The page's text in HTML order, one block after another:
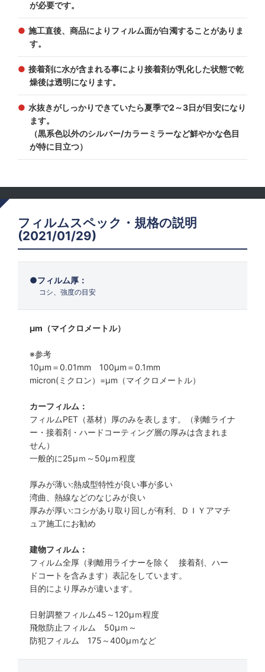
が必要です。
施工直後、商品によりフィルム面が白濁することがありま
す。
接着剤に水が含まれる事により接着剤が乳化した状態で乾
燥後は透明になります。
水抜きがしっかりできていたら夏季で2～3日が目安になり
ます。
（黒系色以外のシルバー/カラーミラーなど鮮やかな色目
が特に目立つ）
フィルムスペック・規格の説明
(2021/01/29)
フィルム厚：
コシ、強度の目安
μm（マイクロメートル）
※参考
10μm＝0.01mm 100μm＝0.1mm
micron(ミクロン）=µm（マイクロメートル）
カーフィルム：
フィルムPET（基材）厚のみを表します。（剥離ライナ
ー・接着剤・ハードコーティング層の厚みは含まれま
せん）
一般的に25µｍ～50µｍ程度
厚みが薄い:熱成型特性が良い事が多い
湾曲、熱線などのなじみが良い
厚みが厚い:コシがあり取り回しが有利、ＤＩＹアマチ
ュア施工にお勧め
建物フィルム：
フィルム全厚（剥離用ライナーを除く 接着剤、ハー
ドコートを含みます）表記をしています。
目的により厚みが違います。
日射調整フィルム45～120µｍ程度
飛散防止フィルム 50µｍ～
防犯フィルム 175～400µｍなど